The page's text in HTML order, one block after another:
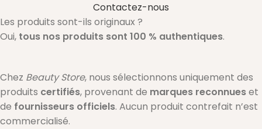
Contactez-nous
Les produits sont-ils originaux ?
Oui, tous nos produits sont 100 % authentiques.
Chez Beauty Store, nous sélectionnons uniquement des
produits certifiés, provenant de marques reconnueset
de fournisseurs officiels. Aucun produit contrefait n’est
commercialisé.